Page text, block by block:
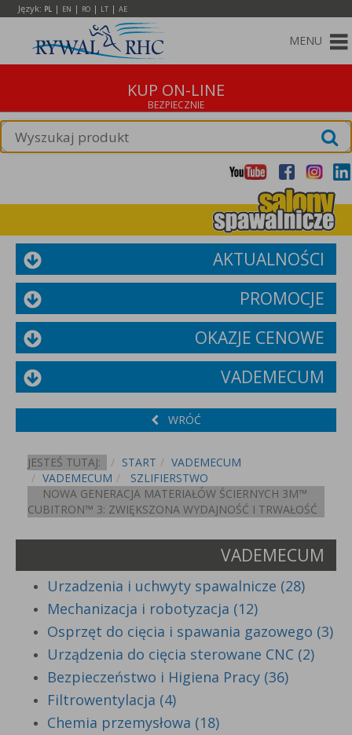
Język: PL | EN | RO | LT | AE
MENU
KUP ON-LINE
AKTUALNOŚCI
PROMOCJE
OKAZJE CENOWE
VADEMECUM
WRÓĆ
JESTEŚ TUTAJ: START
VADEMECUM
VADEMECUM
SZLIFIERSTWO
NOWA GENERACJA MATERIAŁÓW ŚCIERNYCH 3M™
CUBITRON™ 3: ZWIĘKSZONA WYDAJNOŚĆ I TRWAŁOŚĆ
VADEMECUM
Urzadzenia i uchwyty spawalnicze (28)
Mechanizacja i robotyzacja (12)
Osprzęt do cięcia i spawania gazowego (3)
Urządzenia do cięcia sterowane CNC (2)
Bezpieczeństwo i Higiena Pracy (36)
Filtrowentylacja (4)
Chemia przemysłowa (18)